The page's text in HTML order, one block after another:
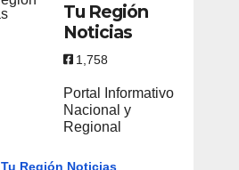
Tu Región
Noticias
1,758
Portal Informativo
Nacional y
Regional
Tu Región Noticias